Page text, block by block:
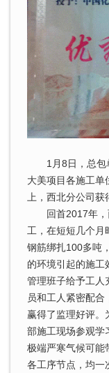
1月8日，总包
大美项目各施工单
上，西北分公司获
回首2017年，
工，在短短几个月
钢筋绑扎100多吨
的环境引起的施工
管理班子给予工人
员和工人紧密配合
赢得了监理好评。
部施工现场参观学
极端严寒气候可能
各工序节点，均一